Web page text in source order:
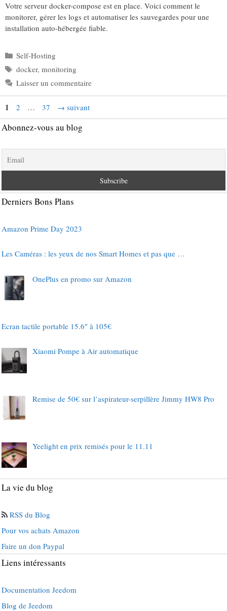
Votre serveur docker-compose est en place. Voici comment le
monitorer, gérer les logs et automatiser les sauvegardes pour une
installation auto-hébergée fiable.
Catégories
Self-Hosting
Étiquettes
docker, monitoring
Laisser un commentaire
Page
1 Page
2 … Page
37 → suivant
Abonnez-vous au blog
Derniers Bons Plans
Amazon Prime Day 2023
Les Caméras : les yeux de nos Smart Homes et pas que …
OnePlus en promo sur Amazon
Ecran tactile portable 15.6″ à 105€
Xiaomi Pompe à Air automatique
Remise de 50€ sur l’aspirateur-serpillère Jimmy HW8 Pro
Yeelight en prix remisés pour le 11.11
La vie du blog
RSS du Blog
Pour vos achats Amazon
Faire un don Paypal
Liens intéressants
Documentation Jeedom
Blog de Jeedom